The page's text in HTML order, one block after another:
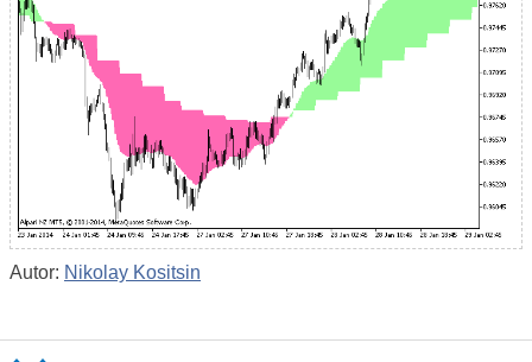
Autor: Nikolay Kositsin